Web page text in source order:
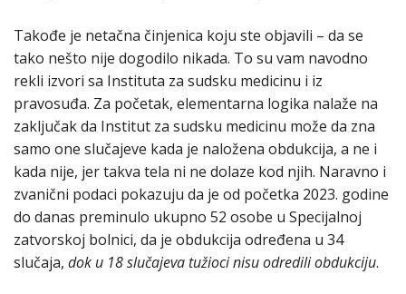
Takođe je netačna činjenica koju ste objavili – da se
tako nešto nije dogodilo nikada. To su vam navodno
rekli izvori sa Instituta za sudsku medicinu i iz
pravosuđa. Za početak, elementarna logika nalaže na
zaključak da Institut za sudsku medicinu može da zna
samo one slučajeve kada je naložena obdukcija, a ne i
kada nije, jer takva tela ni ne dolaze kod njih. Naravno i
zvanični podaci pokazuju da je od početka 2023. godine
do danas preminulo ukupno 52 osobe u Specijalnoj
zatvorskoj bolnici, da je obdukcija određena u 34
slučaja, dok u 18 slučajeva tužioci nisu odredili obdukciju.